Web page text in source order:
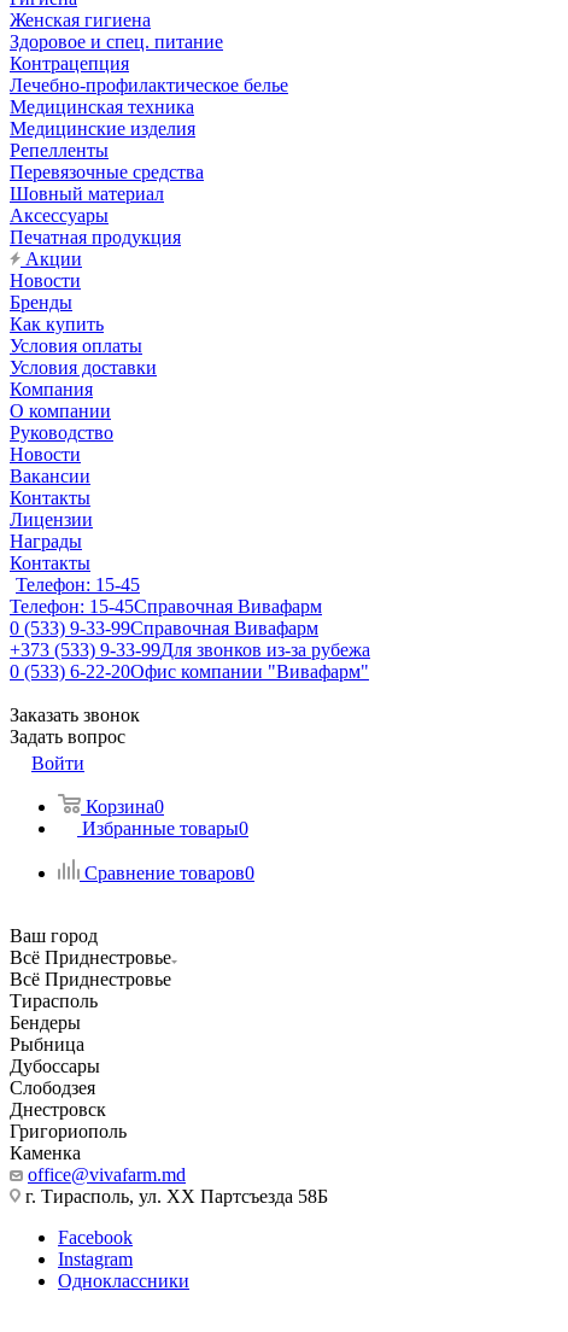
Женская гигиена
Здоровое и спец. питание
Контрацепция
Лечебно-профилактическое белье
Медицинская техника
Медицинские изделия
Репелленты
Перевязочные средства
Шовный материал
Аксессуары
Печатная продукция
Акции
Новости
Бренды
Как купить
Условия оплаты
Условия доставки
Компания
О компании
Руководство
Новости
Вакансии
Контакты
Лицензии
Награды
Контакты
Телефон: 15-45
Телефон: 15-45Справочная Вивафарм
0 (533) 9-33-99Справочная Вивафарм
+373 (533) 9-33-99Для звонков из-за рубежа
0 (533) 6-22-20Офис компании "Вивафарм"
Заказать звонок
Задать вопрос
Войти
Корзина0
Избранные товары0
Сравнение товаров0
Ваш город
Всё Приднестровье
Всё Приднестровье
Тирасполь
Бендеры
Рыбница
Дубоссары
Слободзея
Днестровск
Григориополь
Каменка
office@vivafarm.md
г. Тирасполь, ул. ХХ Партсъезда 58Б
Facebook
Instagram
Одноклассники